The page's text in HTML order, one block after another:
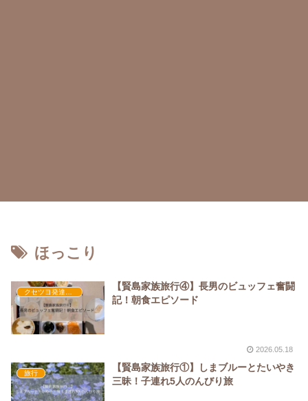
ほっこり
クセツヨ発達日記
【賢島家族旅行④】長男のビュッフェ奮闘
記！朝食エピソード
2026.05.18
旅行
【賢島家族旅行①】しまブルーとたいやき
三昧！子連れ5人のんびり旅